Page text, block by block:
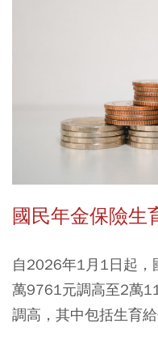
國民年金保險生
自2026年1月1日起，
萬9761元調高至2萬
調高，其中包括生育給